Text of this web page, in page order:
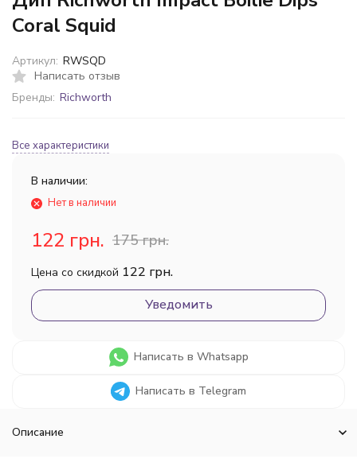
Coral Squid
Написать отзыв
Бренды: Richworth
Артикул: RWSQD
Все характеристики
В наличии:
Нет в наличии
122 грн. 175 грн.
Цена со скидкой 122 грн.
Уведомить
Написать в Whatsapp
Написать в Telegram
Описание